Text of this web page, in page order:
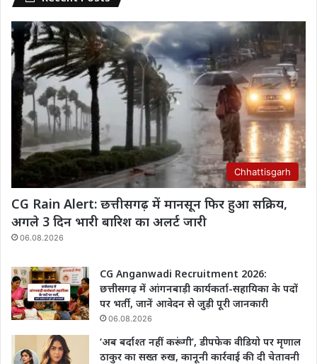
Chhattisgarh
CG Rain Alert: छत्तीसगढ़ में मानसून फिर हुआ सक्रिय,
अगले 3 दिन भारी बारिश का अलर्ट जारी
06.08.2026
CG Anganwadi Recruitment 2026:
छत्तीसगढ़ में आंगनबाड़ी कार्यकर्ता-सहायिका के पदों
पर भर्ती, जानें आवेदन से जुड़ी पूरी जानकारी
06.08.2026
‘अब बर्दाश्त नहीं करूंगी’, डीपफेक वीडियो पर मृणाल
ठाकुर का सख्त रुख, कानूनी कार्रवाई की दी चेतावनी